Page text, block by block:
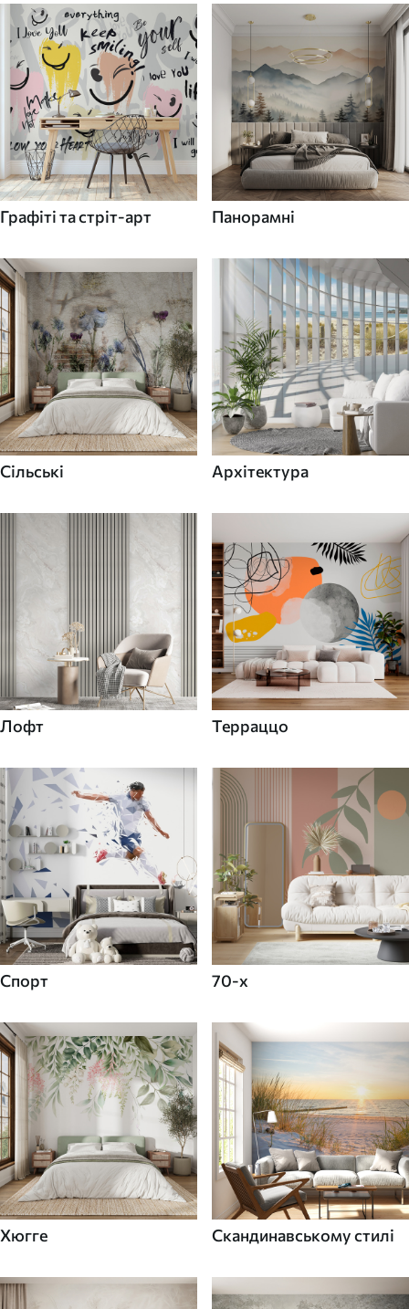
Графіті та стріт-арт Панорамні
Сільські Архітектура
Лофт Терраццо
Спорт 70-х
Хюгге Скандинавському стилі